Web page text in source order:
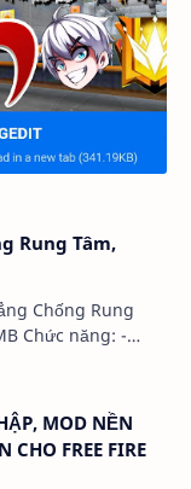
Rung Tâm,
Chống Rung
MOD NỀN
CHO FREE FIRE